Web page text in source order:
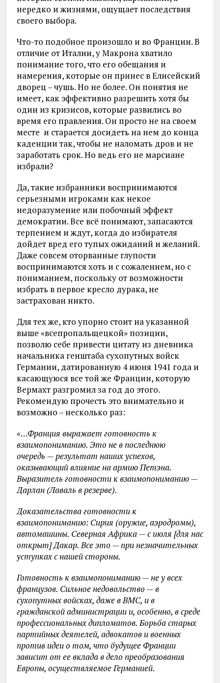
нередко и жизнями, ощущает последствия
своего выбора.
Что-то подобное произошло и во Франции. В
отличие от Италии, у Макрона хватило
понимание того, что его обещания и
намерения, которые он принес в Елисейский
дворец – чушь. Но не более. Он понятия не
имеет, как эффективно разрешить хотя бы
один из кризисов, которые развились во
время его правления. Он просто не на своем
месте и старается досидеть на нем до конца
каденции так, чтобы не наломать дров и не
заработать срок. Но ведь его не марсиане
избрали?
Да, такие избранники воспринимаются
серьезными игроками как некое
недоразумение или побочный эффект
демократии. Все всё понимают, запасаются
терпением и ждут, когда до избирателя
дойдет вред его тупых ожиданий и желаний.
Даже совсем оторванные глупости
воспринимаются хоть и с сожалением, но с
пониманием, поскольку от возможности
избрать в первое кресло дурака, не
застрахован никто.
Для тех же, кто упорно стоит на указанной
выше «всепропальщецкой» позиции,
позволю себе привести цитату из дневника
начальника генштаба сухопутных войск
Германии, датированную 4 июня 1941 года и
касающуюся все той же Франции, которую
Вермахт разгромил за год до этого.
Рекомендую прочесть это внимательно и
возможно – несколько раз:
«…Франция выражает готовность к
взаимопониманию. Это не в последнюю
очередь — результат наших успехов,
оказывающий влияние на армию Петэна.
Выразитель готовности к взаимопониманию —
Дарлан (Лаваль в резерве).
Доказательства готовности к
взаимопониманию: Сирия (оружие, аэродромы),
автомашины. Северная Африка — с июля [для нас
открыт] Дакар. Все это — при незначительных
уступках с нашей стороны.
Готовность к взаимопониманию — не у всех
французов. Сильное недовольство — в
сухопутных войсках, даже в ВМС, и в
гражданской администрации и, особенно, в среде
профессиональных дипломатов. Борьба старых
партийных деятелей, адвокатов и военных
против идеи о том, что будущее Франции
зависит от ее вклада в дело преобразования
Европы, осуществляемое Германией.